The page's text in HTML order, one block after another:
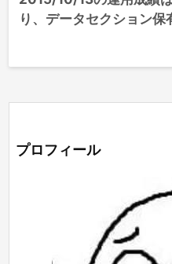
り、データセクション保
プロフィール